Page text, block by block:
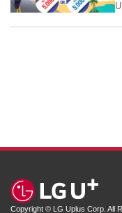
Copyright © LG Uplus Corp. All